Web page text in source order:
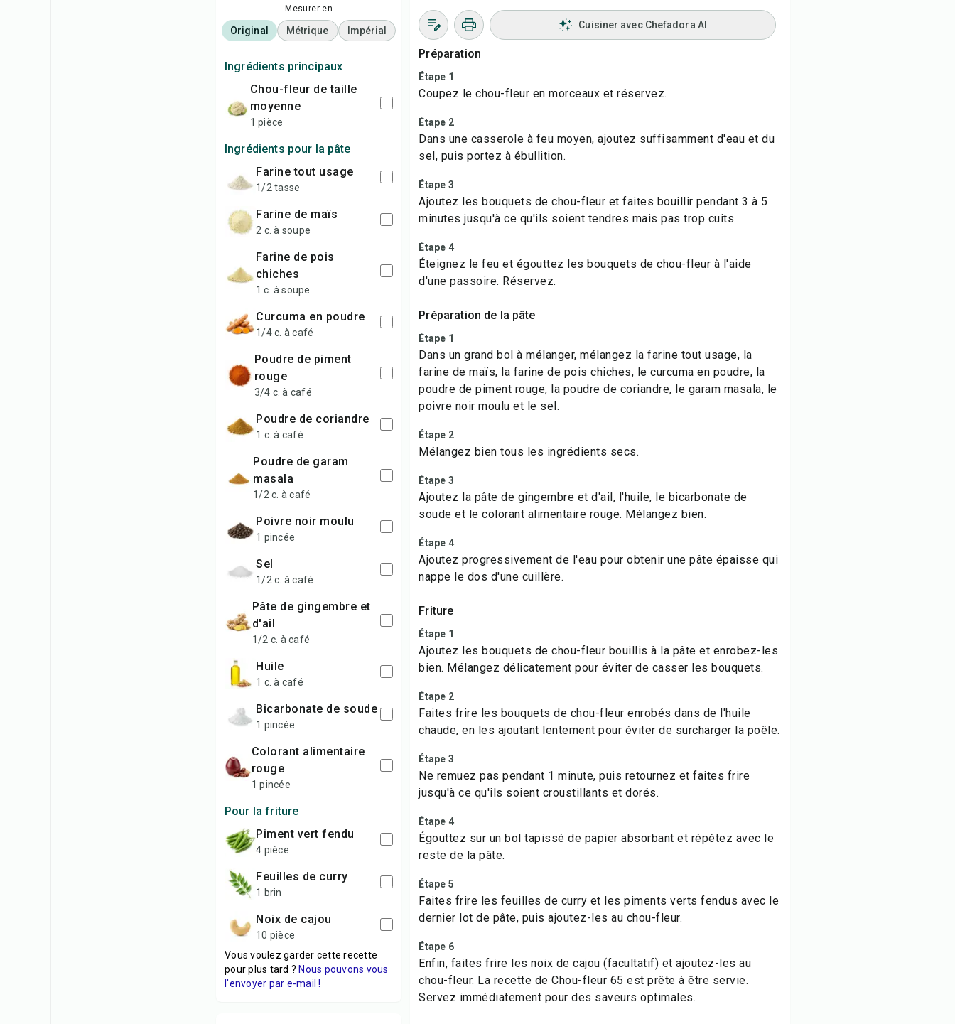
Mesurer en
Original Métrique Impérial
Ingrédients principaux
chou-fleur de taille
moyenne
1 pièce
Ingrédients pour la pâte
farine tout usage
1/2 tasse
farine de maïs
2 c. à soupe
farine de pois
chiches
1 c. à soupe
curcuma en poudre
1/4 c. à café
poudre de piment
rouge
3/4 c. à café
poudre de coriandre
1 c. à café
poudre de garam
masala
1/2 c. à café
poivre noir moulu
1 pincée
sel
1/2 c. à café
pâte de gingembre et
d'ail
1/2 c. à café
huile
1 c. à café
bicarbonate de soude
1 pincée
colorant alimentaire
rouge
1 pincée
Pour la friture
piment vert fendu
4 pièce
feuilles de curry
1 brin
noix de cajou
10 pièce
Vous voulez garder cette recette
pour plus tard ? Nous pouvons vous
l'envoyer par e-mail !
Cuisiner avec Chefadora AI
Préparation
Étape 1
Coupez le chou-fleur en morceaux et réservez.
Étape 2
Dans une casserole à feu moyen, ajoutez suffisamment d'eau et du
sel, puis portez à ébullition.
Étape 3
Ajoutez les bouquets de chou-fleur et faites bouillir pendant 3 à 5
minutes jusqu'à ce qu'ils soient tendres mais pas trop cuits.
Étape 4
Éteignez le feu et égouttez les bouquets de chou-fleur à l'aide
d'une passoire. Réservez.
Préparation de la pâte
Étape 1
Dans un grandbol à mélanger, mélangez la farine tout usage, la
farine de maïs, la farine de pois chiches, le curcuma en poudre, la
poudre de piment rouge, la poudre de coriandre, le garam masala, le
poivre noir moulu et le sel.
Étape 2
Mélangez bien tous les ingrédients secs.
Étape 3
Ajoutez la pâte de gingembre et d'ail, l'huile, le bicarbonate de
soude et le colorant alimentaire rouge. Mélangez bien.
Étape 4
Ajoutez progressivement de l'eau pour obtenir une pâte épaisse qui
nappe le dos d'une cuillère.
Friture
Étape 1
Ajoutez les bouquets de chou-fleur bouillis à la pâte et enrobez-les
bien. Mélangez délicatement pour éviter de casser les bouquets.
Étape 2
Faites frire les bouquets de chou-fleur enrobés dans de l'huile
chaude, en les ajoutant lentement pour éviter de surcharger la poêle.
Étape 3
Ne remuez pas pendant 1 minute, puis retournez et faites frire
jusqu'à ce qu'ils soient croustillants et dorés.
Étape 4
Égouttez sur un bol tapissé de papier absorbant et répétez avec le
reste de la pâte.
Étape 5
Faites frire les feuilles de curry et les piments verts fendus avec le
dernier lot de pâte, puis ajoutez-les au chou-fleur.
Étape 6
Enfin, faites frire les noix de cajou (facultatif) et ajoutez-les au
chou-fleur. La recette de Chou-fleur 65 est prête à être servie.
Servez immédiatement pour des saveurs optimales.